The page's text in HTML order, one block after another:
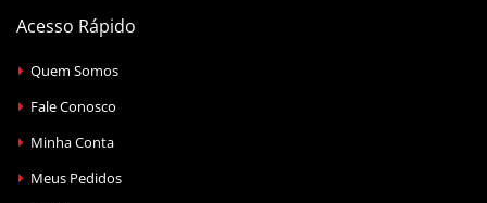
Acesso Rápido
Quem Somos
Fale Conosco
Minha Conta
Meus Pedidos